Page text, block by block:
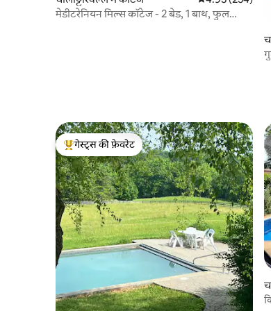
मेडीटरेनियन मिल्स कॉटेज - 2 बेड, 1 बाथ, फुल
गेस्ट्स का टॉप फ़ेवरेट
गेस्ट्स की फ़ेवरेट